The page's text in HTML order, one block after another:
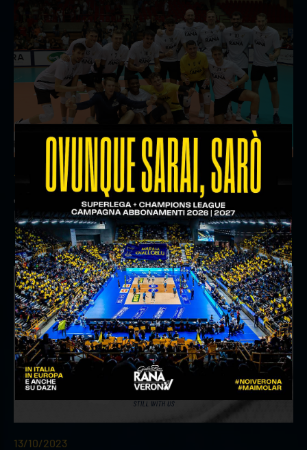
14/10/2023
Jesi Volley Cup: Rana Verona supera
Milano in semifinale
13/10/2023